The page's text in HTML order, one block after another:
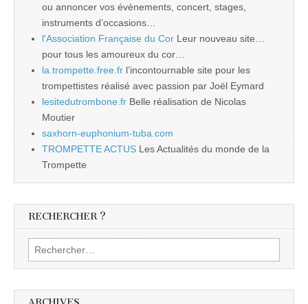
ou annoncer vos évènements, concert, stages,
instruments d’occasions…
l'Association Française du Cor Leur nouveau site…
pour tous les amoureux du cor…
la.trompette.free.fr l’incontournable site pour les
trompettistes réalisé avec passion par Joël Eymard
lesitedutrombone.fr Belle réalisation de Nicolas
Moutier
saxhorn-euphonium-tuba.com
TROMPETTE ACTUS Les Actualités du monde de la
Trompette
RECHERCHER ?
Rechercher :